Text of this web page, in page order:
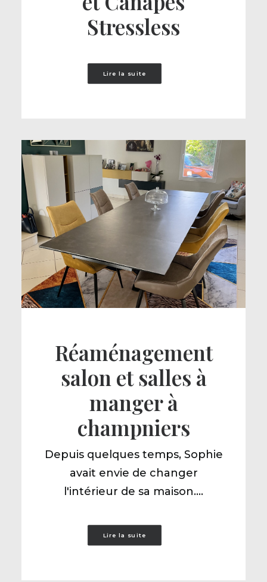
Stressless
Lire la suite
Réaménagement
salon et salles à
manger à
champniers
Depuis quelques temps, Sophie
avait envie de changer
l'intérieur de sa maison.…
Lire la suite